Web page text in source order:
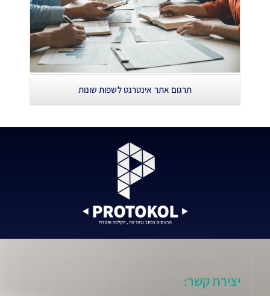
תרגום אתר אינטרנט לשפות שונות
יצירת קשר: